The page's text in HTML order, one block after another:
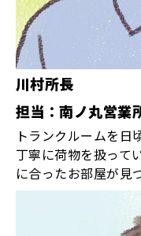
川村所長
担当：南ノ丸営業
トランクルームを日
丁寧に荷物を扱って
に合ったお部屋が見